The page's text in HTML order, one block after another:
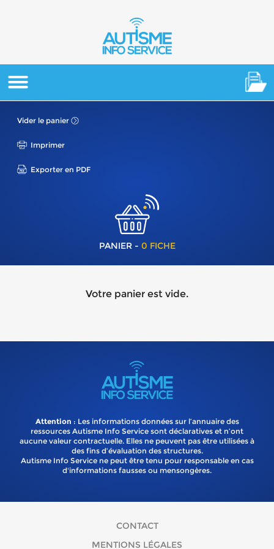
Vider le panier
Imprimer
Exporter en PDF
PANIER - 0 FICHE
Votre panier est vide.
Attention : Les informations données sur l’annuaire des
ressources Autisme Info Service sont déclaratives et n’ont
aucune valeur contractuelle. Elles ne peuvent pas être utilisées à
des fins d’évaluation des structures.
Autisme Info Service ne peut être tenu pour responsable en cas
d'informations fausses ou mensongères.
CONTACT
MENTIONS LÉGALES